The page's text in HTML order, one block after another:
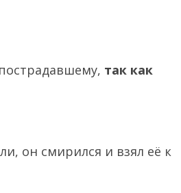
так как
он смирился и взял её к